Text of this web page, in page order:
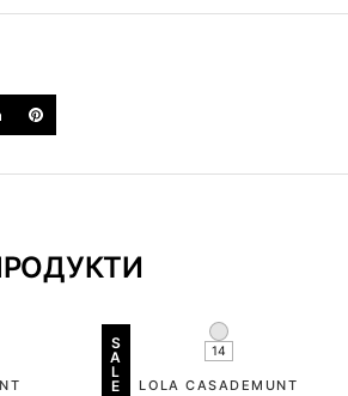
S
A
L
E
14
LOLA CASADEMUNT